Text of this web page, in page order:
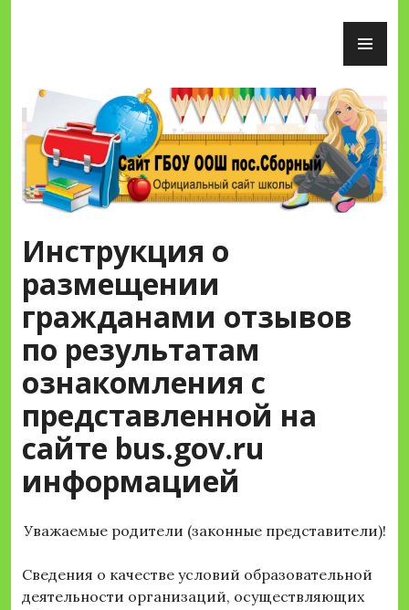
Сайт ГБОУ ООШ пос.Сборный
Инструкция о
размещении
гражданами отзывов
по результатам
ознакомления с
представленной на
сайте bus.gov.ru
информацией
Уважаемые родители (законные представители)!
Сведения о качестве условий образовательной
деятельности организаций, осуществляющих